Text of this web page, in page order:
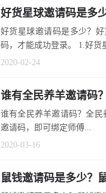
好货星球邀请码是多
好货星球邀请码是多少？
码，才能成功登录。 1.好货
2020-02-24
谁有全民养羊邀请码
谁有全民养羊邀请码？全民
邀请码，即可绑定师傅...
2020-03-16
鼠钱邀请码是多少？